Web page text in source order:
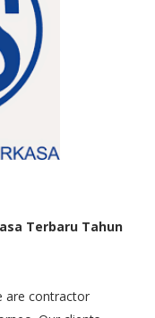
Terbaru Tahun
are contractor